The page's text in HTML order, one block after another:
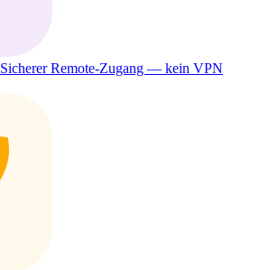
Sicherer Remote-Zugang — kein VPN